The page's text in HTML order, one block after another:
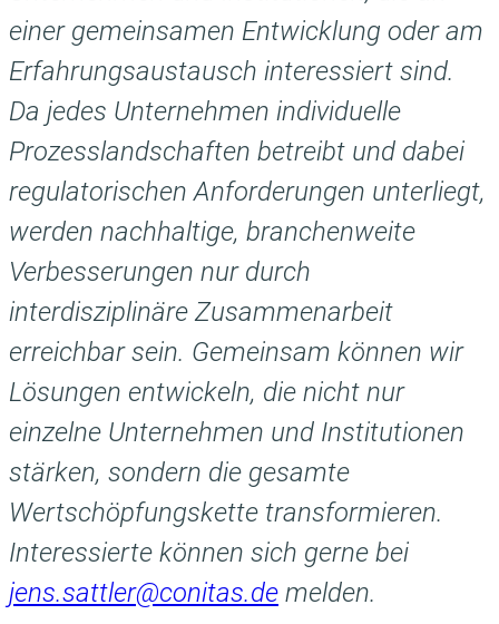
einer gemeinsamen Entwicklung oder am
Erfahrungsaustausch interessiert sind.
Da jedes Unternehmen individuelle
Prozesslandschaften betreibt und dabei
regulatorischen Anforderungen unterliegt,
werden nachhaltige, branchenweite
Verbesserungen nur durch
interdisziplinäre Zusammenarbeit
erreichbar sein. Gemeinsam können wir
Lösungen entwickeln, die nicht nur
einzelne Unternehmen und Institutionen
stärken, sondern die gesamte
Wertschöpfungskette transformieren.
Interessierte können sich gerne bei
jens.sattler@conitas.de melden.